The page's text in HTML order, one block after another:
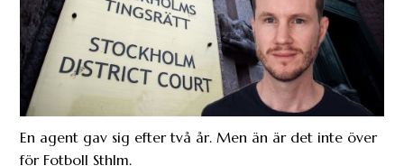
En agent gav sig efter två år. Men än är det inte över
för Fotboll Sthlm.